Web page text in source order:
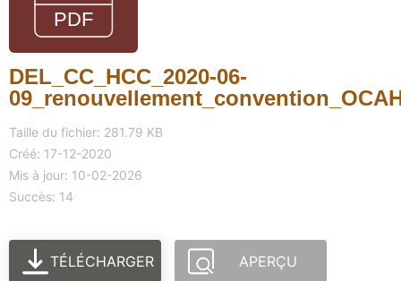
DEL_CC_HCC_2020-06-
Taille du fichier: 281.79 KB
Créé: 17-12-2020
Mis à jour: 10-02-2026
Succès: 14
TÉLÉCHARGER APERÇU